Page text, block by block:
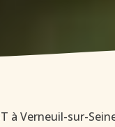
à Verneuil-sur-